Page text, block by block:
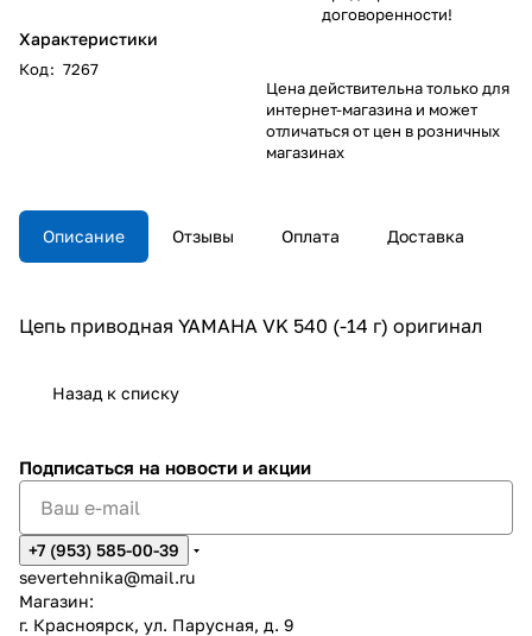
Характеристики
Код: 7267
договоренности!
Цена действительна только для
интернет-магазина и может
отличаться от цен в розничных
магазинах
Описание Отзывы Оплата Доставка
Цепь приводная YAMAHA VK 540 (-14 г) оригинал
Назад к списку
Подписаться на новости и акции
+7 (953) 585-00-39
severtehnika@mail.ru
Магазин:
г. Красноярск, ул. Парусная, д. 9